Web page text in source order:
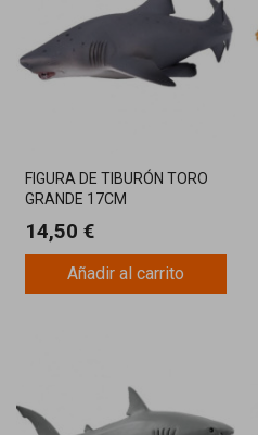
FIGURA DE TIBURÓN TORO
GRANDE 17CM
14,50 €
Añadir al carrito